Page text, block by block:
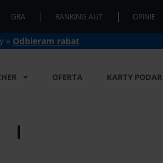
GRA RANKING AUT OPINIE
» Odbieram rabat
OFERTA KARTY